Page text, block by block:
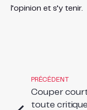
l’opinion et s’y tenir.
PRÉCÉDENT
Couper
toute